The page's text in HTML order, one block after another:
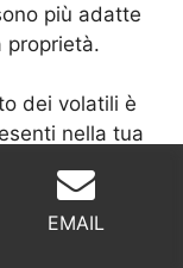
più adatte
proprietà.
dei volatili è
nella tua
le giuste
il
il
Ci sono
EMAIL